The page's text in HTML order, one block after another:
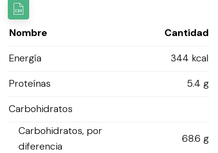
Nombre
Cantidad
Energía
344 kcal
Proteínas
5.4 g
Carbohidratos
Carbohidratos, por
diferencia
68.6 g